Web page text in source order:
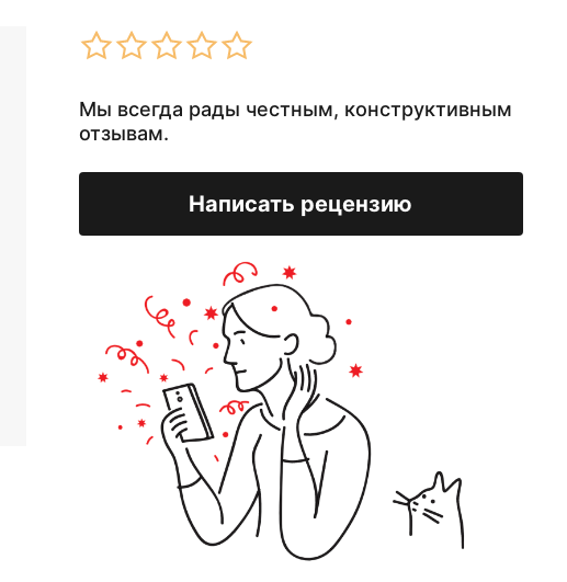
Мы всегда рады честным, конструктивным
отзывам.
Написать рецензию